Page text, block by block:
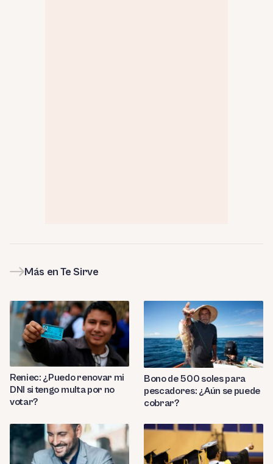
Más en Te Sirve
Reniec: ¿Puedo renovar mi
DNI si tengo multa por no
votar?
Bono de 500 soles para
pescadores: ¿Aún se puede
cobrar?